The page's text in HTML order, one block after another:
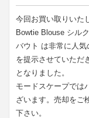
今回お買い取りいた
Bowtie Blouse シル
バウト は非常に人
を提示させていただ
となりました。
モードスケープでは
ざいます。売却をご
下さい。